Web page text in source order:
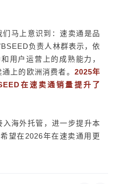
马上意识到：速卖通是品
负责人林群表示，依
用户运营上的成熟能力，
上的欧洲消费者。 2025年
在速卖通销量提升了
入海外托管，进一步提升本
望在2026年在速卖通用更